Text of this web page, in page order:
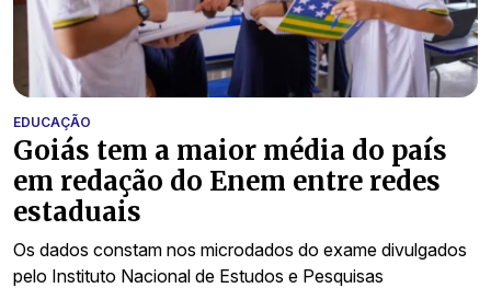
EDUCAÇÃO
Goiás tem a maior média do país
em redação do Enem entre redes
estaduais
Os dados constam nos microdados do exame divulgados
pelo Instituto Nacional de Estudos e Pesquisas